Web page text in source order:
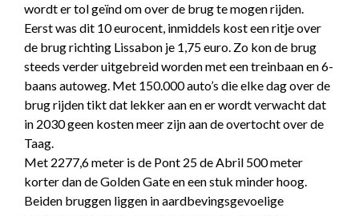
wordt er tol geïnd om over de brug te mogen rijden.
Eerst was dit 10 eurocent, inmiddels kost een ritje over
de brug richting Lissabon je 1,75 euro. Zo kon de brug
steeds verder uitgebreid worden met een treinbaan en 6-
baans autoweg. Met 150.000 auto’s die elke dag over de
brug rijden tikt dat lekker aan en er wordt verwacht dat
in 2030 geen kosten meer zijn aan de overtocht over de
Taag.
Met 2277,6 meter is de Pont 25 de Abril 500 meter
korter dan de Golden Gate en een stuk minder hoog.
Beiden bruggen liggen in aardbevingsgevoelige